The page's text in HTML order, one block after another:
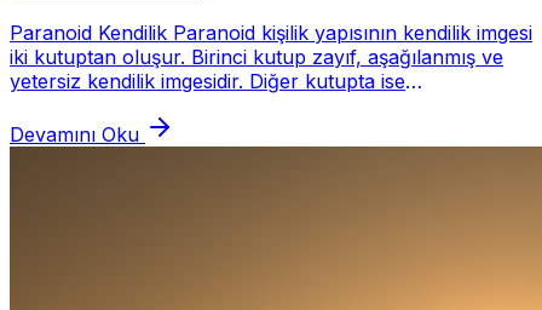
Paranoid Kendilik Paranoid kişilik yapısının kendilik imgesi
iki kutuptan oluşur. Birinci kutup zayıf, aşağılanmış ve
yetersiz kendilik imgesidir. Diğer kutupta ise
Devamını Oku